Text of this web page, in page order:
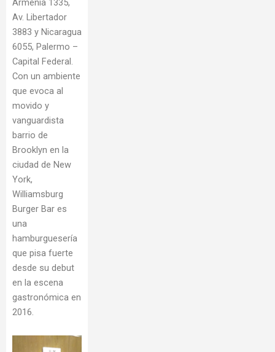
Armenia 1335,
Av. Libertador
3883 y Nicaragua
6055, Palermo –
Capital Federal.
Con un ambiente
que evoca al
movido y
vanguardista
barrio de
Brooklyn en la
ciudad de New
York,
Williamsburg
Burger Bar es
una
hamburguesería
que pisa fuerte
desde su debut
en la escena
gastronómica en
2016.